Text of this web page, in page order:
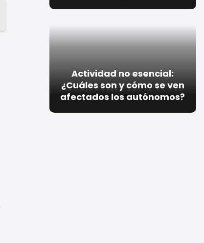
Actividad no esencial:
¿Cuáles son y cómo se ven
afectados los autónomos?